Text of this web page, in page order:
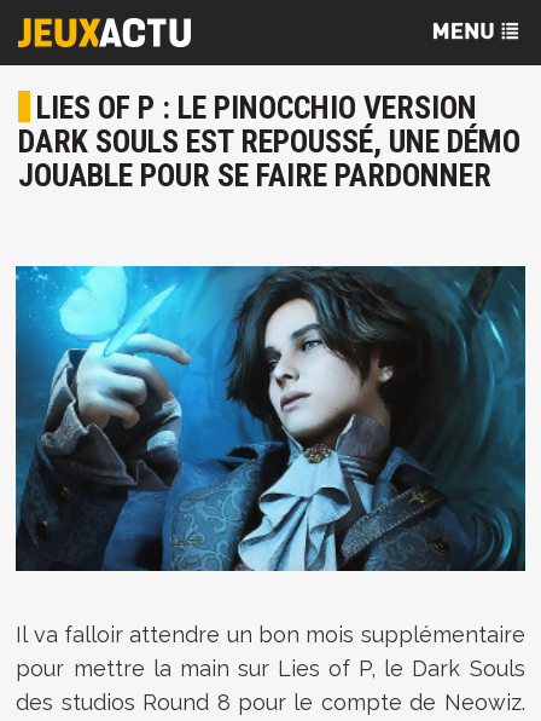
LIES OF P : LE PINOCCHIO VERSION
DARK SOULS EST REPOUSSÉ, UNE DÉMO
JOUABLE POUR SE FAIRE PARDONNER
Il va falloir attendre un bon mois supplémentaire
pour mettre la main sur Lies of P, le Dark Souls
des studios Round 8 pour le compte de Neowiz.